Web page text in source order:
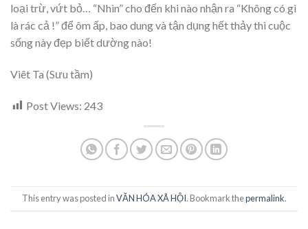
loại trừ, vứt bỏ… “Nhìn” cho đến khi nào nhận ra “Không có gì
là rác cả !” để ôm ấp, bao dung và tận dụng hết thảy thì cuộc
sống này đẹp biết dường nào!
Viêt Ta (Sưu tầm)
Post Views: 243
This entry was posted inVĂN HÓA XÃ HỘI. Bookmark thepermalink.